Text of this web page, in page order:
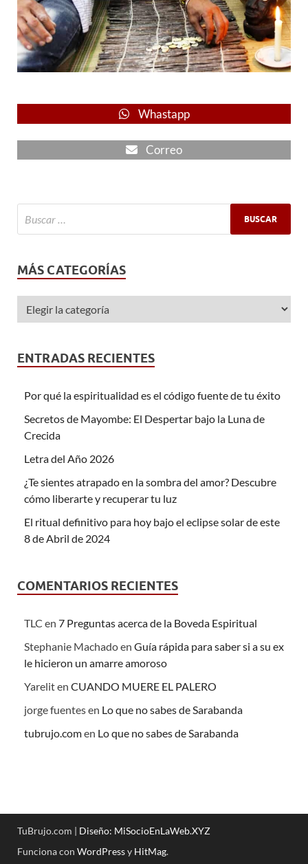
Whastapp
Correo
MÁS CATEGORÍAS
ENTRADAS RECIENTES
Por qué la espiritualidad es el código fuente de tu éxito
Secretos de Mayombe: El Despertar bajo la Luna de
Crecida
Letra del Año 2026
¿Te sientes atrapado en la sombra del amor? Descubre
cómo liberarte y recuperar tu luz
El ritual definitivo para hoy bajo el eclipse solar de este
8 de Abril de 2024
COMENTARIOS RECIENTES
TLC en 7 Preguntas acerca de la Boveda Espiritual
Stephanie Machadoen Guía rápida para saber si a su ex
le hicieron un amarre amoroso
Yareliten CUANDO MUERE EL PALERO
jorge fuentesen Lo que no sabes de Sarabanda
tubrujo.comen Lo que no sabes de Sarabanda
TuBrujo.com | Diseño: MiSocioEnLaWeb.XYZ
Funciona con WordPressy HitMag.